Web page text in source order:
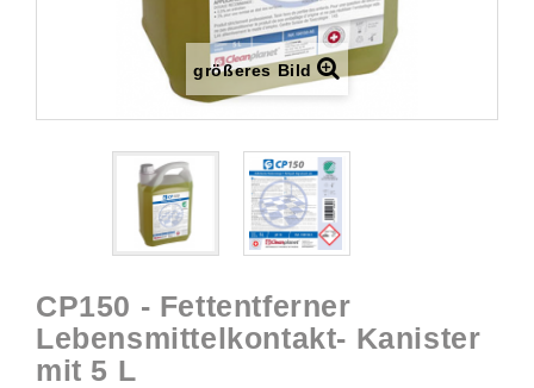
größeres Bild
CP150 - Fettentferner
Lebensmittelkontakt- Kanister
mit 5 L